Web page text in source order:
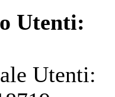
Utenti:
Utenti: